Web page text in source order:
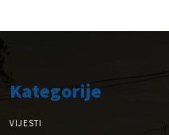
Kategorije
VIJESTI